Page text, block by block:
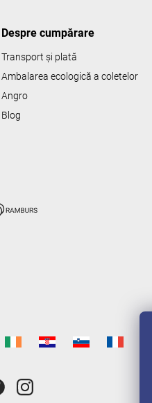
Despre cumpărare
Transport și plată
Ambalarea ecologică a coletelor
Angro
Blog